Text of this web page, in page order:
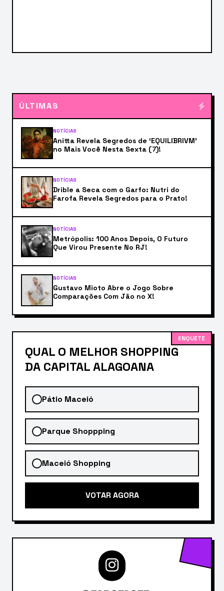
ÚLTIMAS
NOTÍCIAS
Anitta Revela Segredos de ‘EQUILIBRIVM’
no Mais Você Nesta Sexta (7)!
NOTÍCIAS
Drible a Seca com o Garfo: Nutri do
Farofa Revela Segredos para o Prato!
NOTÍCIAS
Metrópolis: 100 Anos Depois, O Futuro
Que Virou Presente No RJ!
NOTÍCIAS
Gustavo Mioto Abre o Jogo Sobre
Comparações Com Jão no X!
ENQUETE
QUAL O MELHOR SHOPPING
DA CAPITAL ALAGOANA
Pátio Maceió
Parque Shoppping
Maceió Shopping
VOTAR AGORA